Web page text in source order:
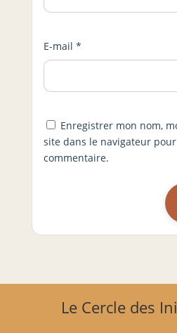
E-mail *
Enregistrer mon nom,
site dans le navigateur
commentaire.
Le Cercle des